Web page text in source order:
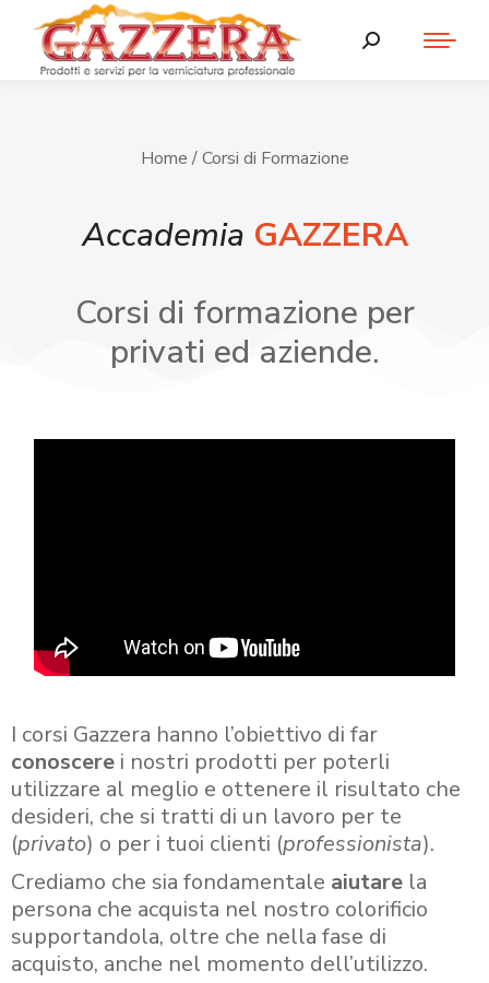
Home / Corsi di Formazione
Accademia GAZZERA
Corsi di formazione per
privati ed aziende.
I corsi Gazzera hanno l’obiettivo di far
conoscere i nostri prodotti per poterli
utilizzare al meglio e ottenere il risultato che
desideri, che si tratti di un lavoro per te
(privato) o per i tuoi clienti (professionista).
Crediamo che sia fondamentale aiutare la
persona che acquista nel nostro colorificio
supportandola, oltre che nella fase di
acquisto, anche nel momento dell’utilizzo.